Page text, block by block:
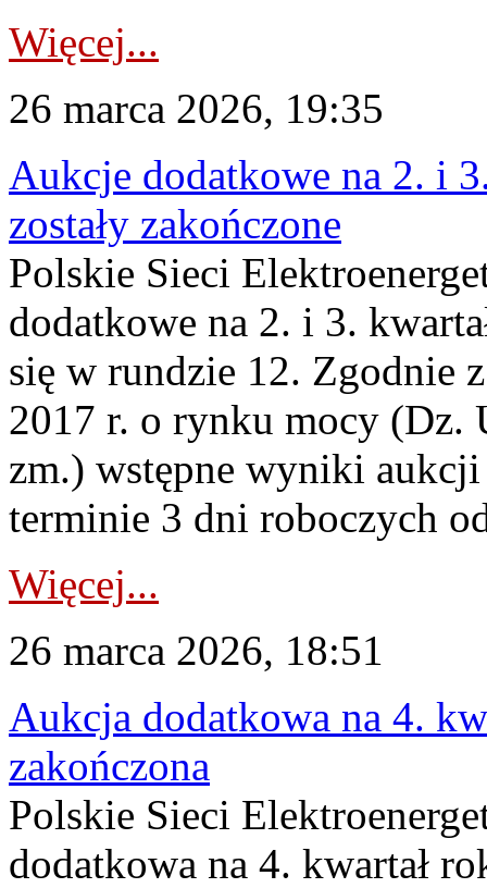
Więcej...
26 marca 2026, 19:35
Aukcje dodatkowe na 2. i
zostały zakończone
Polskie Sieci
dodatkowe na 2. i 3.
się w rundzie 12. Zgodnie
2017 r. o rynku mocy (Dz.
zm.) wstępne wyniki
terminie 3 dni roboczych
Więcej...
26 marca 2026, 18:51
Aukcja dodatkowa na 4.
zakończona
Polskie Sieci
dodatkowa na 4. kwartał